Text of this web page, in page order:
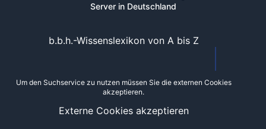
Server in Deutschland
b.b.h.-Wissenslexikon von A bis Z
Um den Suchservice zu nutzen müssen Sie die externen Cookies
akzeptieren.
Externe Cookies akzeptieren